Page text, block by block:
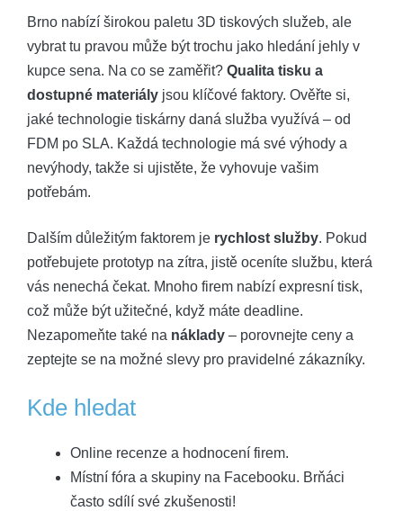
Brno nabízí širokou paletu 3D tiskových služeb, ale
vybrat tu pravou může být trochu jako hledání jehly v
kupce sena. Na co se zaměřit? Qualita tisku a
dostupné materiály jsou klíčové faktory. Ověřte si,
jaké technologie tiskárny daná služba využívá – od
FDM po SLA. Každá technologie má své výhody a
nevýhody, takže si ujistěte, že vyhovuje vašim
potřebám.
Dalším důležitým faktorem je rychlost služby. Pokud
potřebujete prototyp na zítra, jistě oceníte službu, která
vás nenechá čekat. Mnoho firem nabízí expresní tisk,
což může být užitečné, když máte deadline.
Nezapomeňte také na náklady – porovnejte ceny a
zeptejte se na možné slevy pro pravidelné zákazníky.
Kde hledat
Online recenze a hodnocení firem.
Místní fóra a skupiny na Facebooku. Brňáci
často sdílí své zkušenosti!